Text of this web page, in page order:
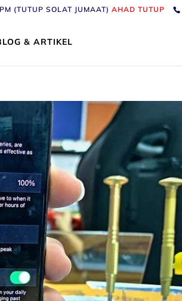
(TUTUP SOLAT JUMAAT)AHAD TUTUP
& ARTIKEL